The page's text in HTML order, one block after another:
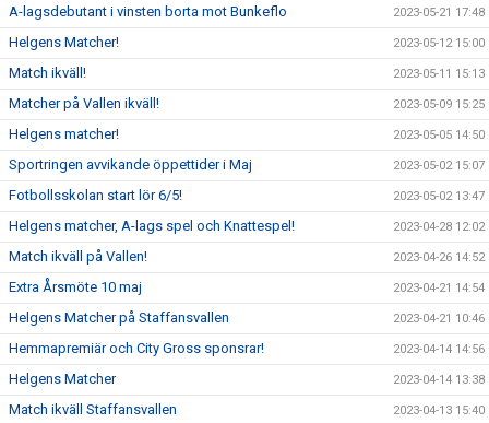
A-lagsdebutant i vinsten borta mot Bunkeflo 2023-05-21 17:48
Helgens Matcher! 2023-05-12 15:00
Match ikväll! 2023-05-11 15:13
Matcher på Vallen ikväll! 2023-05-09 15:25
Helgens matcher! 2023-05-05 14:50
Sportringen avvikande öppettider i Maj 2023-05-02 15:07
Fotbollsskolan start lör 6/5! 2023-05-02 13:47
Helgens matcher, A-lags spel och Knattespel! 2023-04-28 12:02
Match ikväll på Vallen! 2023-04-26 14:52
Extra Årsmöte 10 maj 2023-04-21 14:54
Helgens Matcher på Staffansvallen 2023-04-21 10:46
Hemmapremiär och City Gross sponsrar! 2023-04-14 14:56
Helgens Matcher 2023-04-14 13:38
Match ikväll Staffansvallen 2023-04-13 15:40